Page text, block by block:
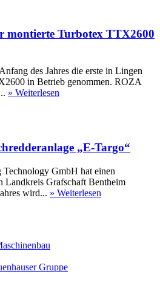
montierte Turbotex TTX2600
des Jahres die erste in Lingen
in Betrieb genommen. ROZA
» Weiterlesen
„E-Targo“
GmbH hat einen
Landkreis Grafschaft Bentheim
wird... » Weiterlesen
Gruppe